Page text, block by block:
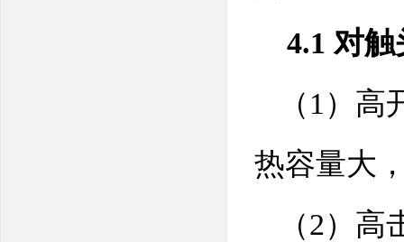
4.1 对
（1）高
热容量大
（2）高